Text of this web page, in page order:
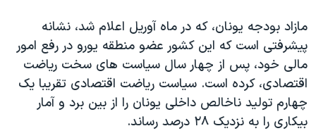
مازاد بودجه یونان، که در ماه آوریل اعلام شد، نشانه
پیشرفتی است که اين کشور عضو منطقه یورو در رفع امور
مالی خود، پس از چهار سال سياست های سخت ریاضت
اقتصادی، کرده است. سياست رياضت اقتصادی تقريبا يک
چهارم تولید ناخالص داخلی يونان را از بين برد و آمار
بيکاری را به نزديک ۲۸ درصد رساند.